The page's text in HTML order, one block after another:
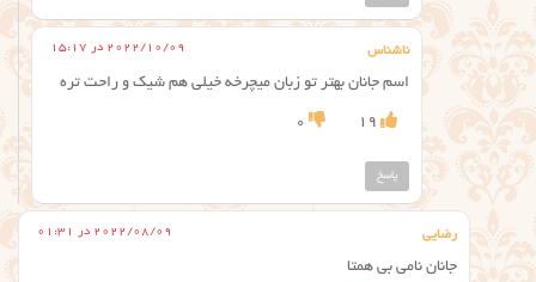
ناشناس 2022/10/09 در 15:17
اسم جانان بهتر تو زبان میچرخه خیلی هم شیک و راحت تره
19
0
پاسخ
رضایی 2022/08/09 در 01:31
جانان نامی بی همتا